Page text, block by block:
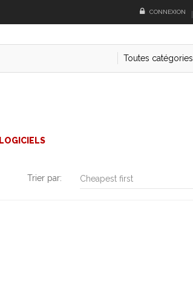
CONNEXION
Toutes catégories
LOGICIELS
Trier par: Cheapest first